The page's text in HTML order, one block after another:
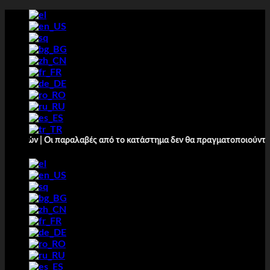
conținut
| Οι παραλαβές από το κατάστημα δεν θα